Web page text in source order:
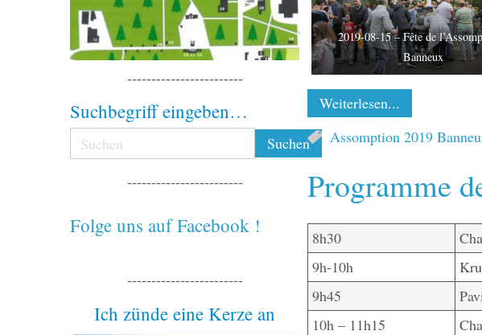
------------------------
Suchbegriff eingeben…
------------------------
Folge uns auf Facebook !
------------------------
Ich zünde eine Kerze an
2019-08-15 – Fête de
Banneux
Weiterlesen...
Assomption 2019
Programme
8h30
9h-10h
9h45
10h – 11h15